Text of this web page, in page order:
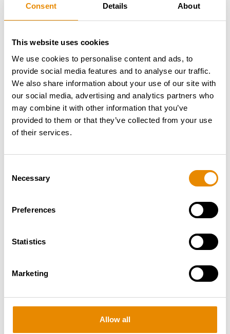
Consent Details About
This website uses cookies
We use cookies to personalise content and ads, to
provide social media features and to analyse our traffic.
We also share information about your use of our site with
our social media, advertising and analytics partners who
may combine it with other information that you’ve
provided to them or that they’ve collected from your use
of their services.
Selection
Necessary
Preferences
Statistics
Marketing
Allow all
2021
2023
2024
2025
2026
Betriebsstunden
Km-Stand
Land